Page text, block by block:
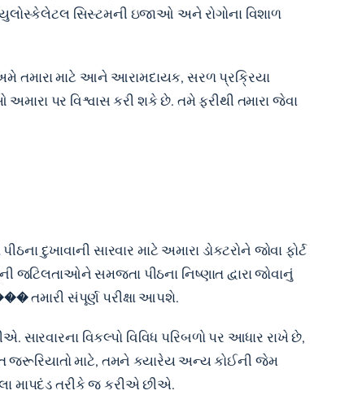
સિસ્ટમની ઇજાઓ અને રોગોના વિશાળ
તમારા માટે આને આરામદાયક, સરળ પ્રક્રિયા
પર વિશ્વાસ કરી શકે છે. તમે ફરીથી તમારા જેવા
દુખાવાની સારવાર માટે અમારા ડોકટરોને જોવા ફોર્ટ
જટિલતાઓને સમજતા પીઠના નિષ્ણાત દ્વારા જોવાનું
તમારી સંપૂર્ણ પરીક્ષા આપશે.
વિકલ્પો વિવિધ પરિબળો પર આધાર રાખે છે,
જરૂરિયાતો માટે, તમને ક્યારેય અન્ય કોઈની જેમ
માપદંડ તરીકે જ કરીએ છીએ.